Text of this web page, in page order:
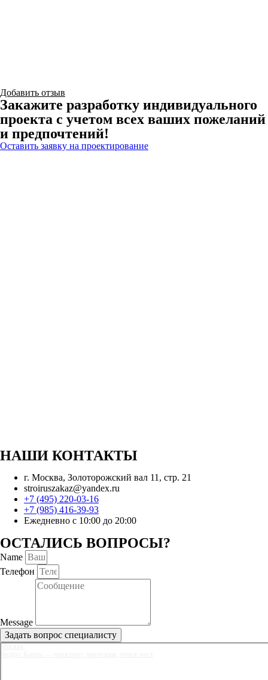
Добавить отзыв
Закажите разработку индивидуального
проекта с учетом всех ваших пожеланий
и предпочтений!
Оставить заявку на проектирование
НАШИ КОНТАКТЫ
г. Москва, Золоторожский вал 11, стр. 21
stroiruszakaz@yandex.ru
+7 (495) 220-03-16
+7 (985) 416-39-93
Ежедневно с 10:00 до 20:00
ОСТАЛИСЬ ВОПРОСЫ?
Name
Телефон
Message
Задать вопрос специалисту
Москва